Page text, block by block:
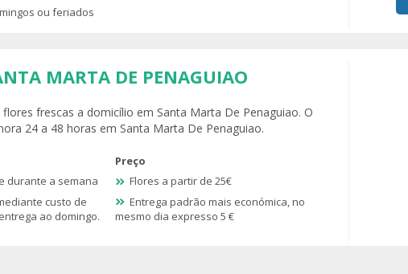
ou feriados
MARTA DE PENAGUIAO
frescas a domicílio em Santa Marta De Penaguiao. O
24 a 48 horas em Santa Marta De Penaguiao.
durante a semana
custo de
ao domingo.
Preço
Flores a partir de 25€
Entrega padrão mais económica, no
mesmo dia expresso 5 €